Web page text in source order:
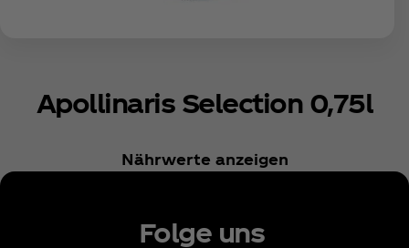
Apollinaris Selection 0,75l
Nährwerte anzeigen
Folge uns